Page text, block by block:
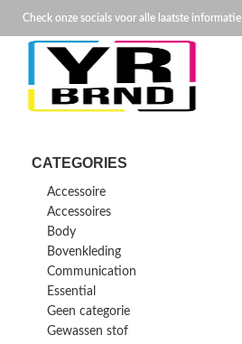
Check onze socials voor alle laatste informatie
CATEGORIES
Accessoire
Accessoires
Body
Bovenkleding
Communication
Essential
Geen categorie
Gewassen stof